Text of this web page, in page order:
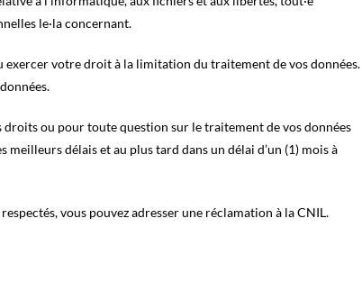
le·la concernant.
exercer votre droit à la limitation du traitement de vos données.
droits ou pour toute question sur le traitement de vos données
meilleurs délais et au plus tard dans un délai d’un (1) mois à
vous pouvez adresser une réclamation à la CNIL.